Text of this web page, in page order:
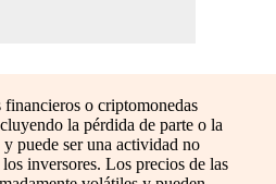
o criptomonedas
la pérdida de parte o la
puede ser una actividad no
inversores. Los precios de las